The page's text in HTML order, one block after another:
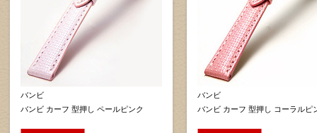
バンビ
バンビ カーフ 型押し ペールピンク
バンビ
バンビ カーフ 型押し コーラルピ